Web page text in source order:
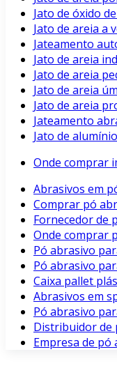
Jato de óxido
Jato de areia a
Jateamento
Jato de areia
Jato de areia
Jato de areia
Jato de areia
Jateamento
Jato de alumínio
Onde comprar
Abrasivos em
Comprar pó
Fornecedor de
Onde comprar
Pó abrasivo
Pó abrasivo
Caixa pallet
Abrasivos em
Pó abrasivo
Distribuidor de
Empresa de pó